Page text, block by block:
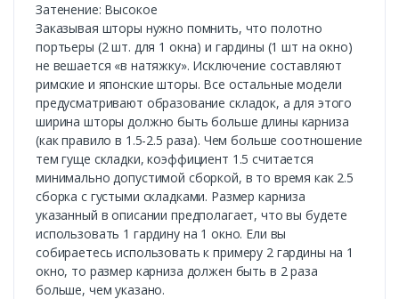
Затенение: Высокое
Заказывая шторы нужно помнить, что полотно
портьеры (2 шт. для 1 окна) и гардины (1 шт на окно)
не вешается «в натяжку». Исключение составляют
римские и японские шторы. Все остальные модели
предусматривают образование складок, а для этого
ширина шторы должно быть больше длины карниза
(как правило в 1.5-2.5 раза). Чем больше соотношение
тем гуще складки, коэффициент 1.5 считается
минимально допустимой сборкой, в то время как 2.5
сборка с густыми складками. Размер карниза
указанный в описании предполагает, что вы будете
использовать 1 гардину на 1 окно. Ели вы
собираетесь использовать к примеру 2 гардины на 1
окно, то размер карниза должен быть в 2 раза
больше, чем указано.